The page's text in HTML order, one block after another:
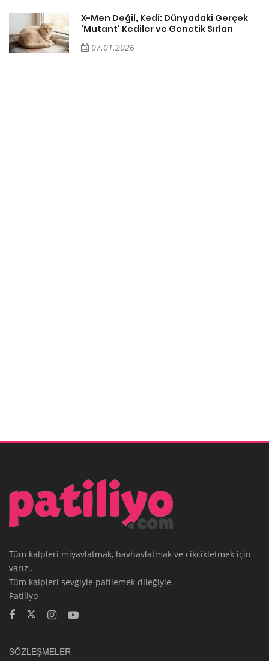
X-Men Değil, Kedi: Dünyadaki Gerçek
'Mutant' Kediler ve Genetik Sırları
07.01.2026
Tüm kalpleri miyavlatmak, havhavlatmak ve cikcikletmek için
varız..
Tüm kalpleri sevgiyle patilemek dileğiyle.
Patiliyo
SÖZLEŞMELER